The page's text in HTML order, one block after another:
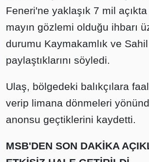
Feneri'ne yaklaşık 7 mil
mayın gözlemi olduğu ihbarı
durumu Kaymakamlık ve
paylaştıklarını söyledi.
Ulaş, bölgedeki balıkçılara
verip limana dönmeleri
anonsu geçtiklerini kaydetti.
MSB'DEN SON DAKİKA